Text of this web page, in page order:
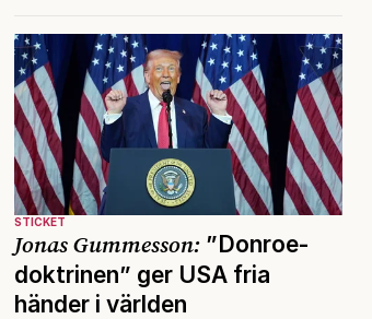
STICKET
Jonas Gummesson: ”Donroe-
doktrinen” ger USA fria
händer i världen